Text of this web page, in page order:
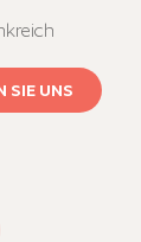
SIE UNS